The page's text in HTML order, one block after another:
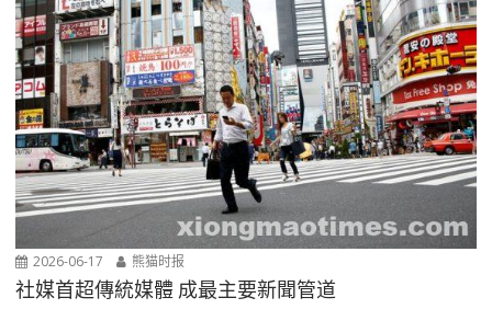
2026-06-17 熊猫时报
社媒首超傳統媒體 成最主要新聞管道